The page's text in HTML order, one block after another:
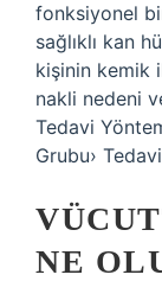
fonksiyonel
sağlıklı kan
kişinin kemik
nakli nedeni
Tedavi
Grubu›
NE